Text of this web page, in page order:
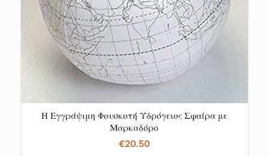
Η Εγγράψιμη Φουσκοτή Υδρόγειος Σφαίρα με
Μαρκαδόρο
€20.50